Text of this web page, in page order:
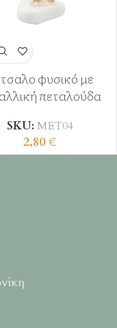
φυσικό με
πεταλούδα
SKU: ΜΕΤ04
2,80€